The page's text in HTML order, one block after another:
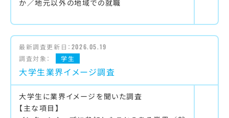
か／地元以外の地域での就職
最新調査更新日： 2026.05.19
調査対象：
学生
大学生業界イメージ調査
大学生に業界イメージを聞いた調査
【主な項目】